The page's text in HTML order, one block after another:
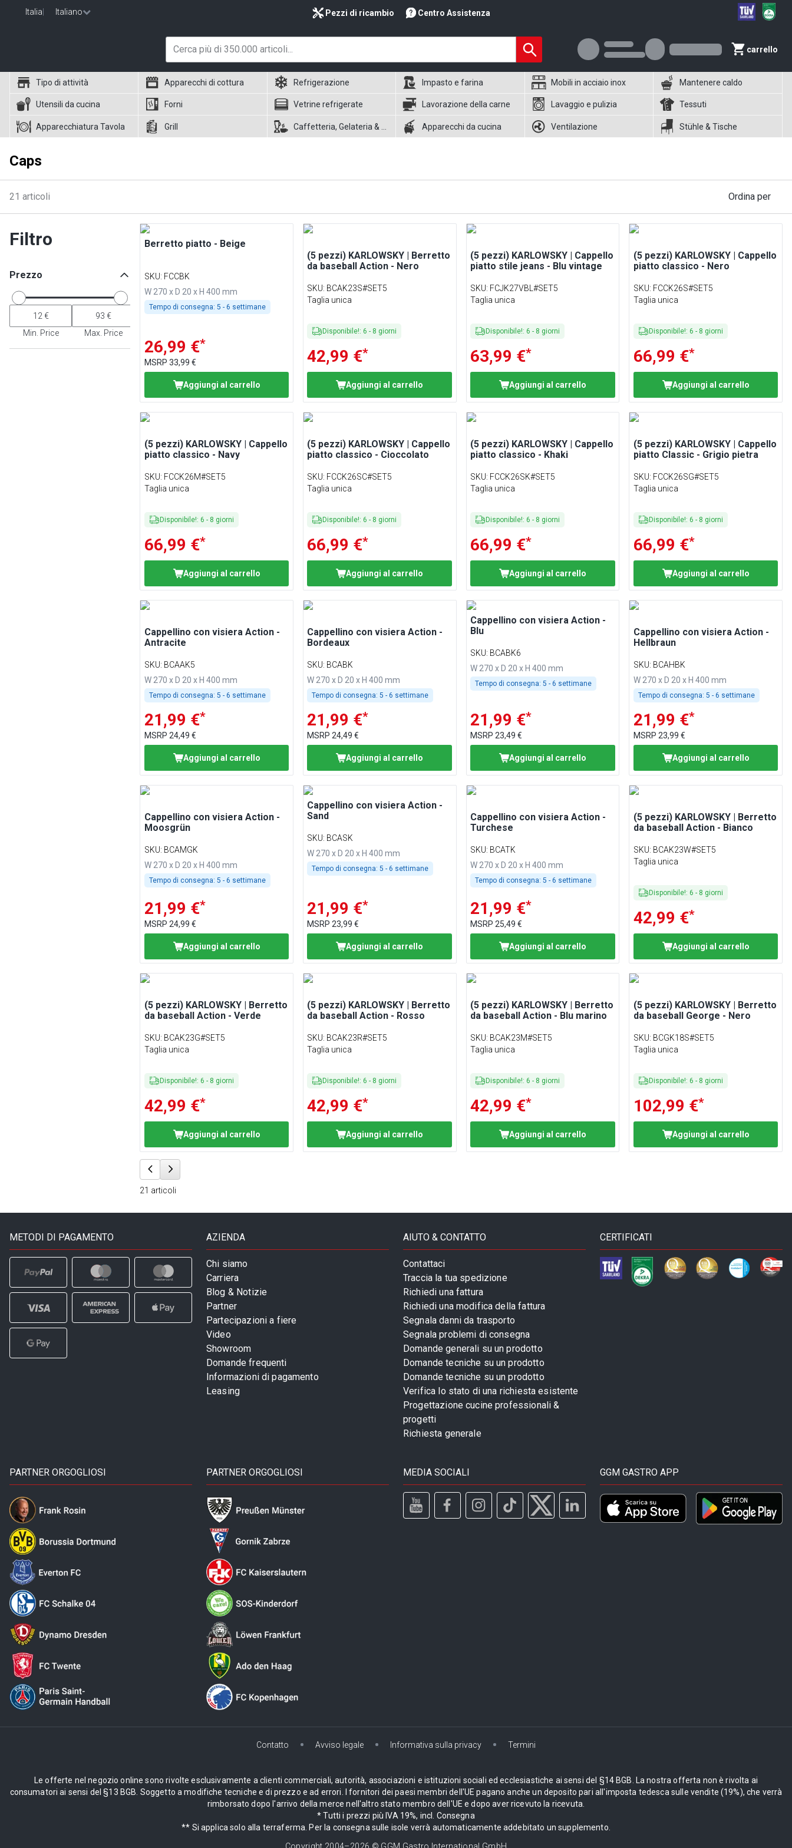
Italia Italiano Pezzi di ricambio Centro Assistenza
carrello
Tipo di attività Apparecchi di cottura Refrigerazione Impasto e farina Mobili in acciaio inox Mantenere caldo
Utensili da cucina Forni Vetrine refrigerate Lavorazione della carne Lavaggio e pulizia Tessuti
Apparecchiatura Tavola Grill Apparecchi da cucina Ventilazione Stühle & Tische
Caps
21 articoli Ordina per
Filtro
Prezzo
Min. Price Max. Price
Berretto piatto - Beige
SKU: FCCBK
W 270 x D 20 x H 400 mm
Tempo di consegna: 5 - 6 settimane
26,99 €*
MSRP 33,99 €
Aggiungi al carrello
(5 pezzi) KARLOWSKY | Berretto
da baseball Action - Nero
SKU: BCAK23S#SET5
Taglia unica
Disponibile!: 6 - 8 giorni
42,99 €*
Aggiungi al carrello
(5 pezzi) KARLOWSKY | Cappello
piatto stile jeans - Blu vintage
SKU: FCJK27VBL#SET5
Taglia unica
Disponibile!: 6 - 8 giorni
63,99 €*
Aggiungi al carrello
(5 pezzi) KARLOWSKY | Cappello
piatto classico - Nero
SKU: FCCK26S#SET5
Taglia unica
Disponibile!: 6 - 8 giorni
66,99 €*
Aggiungi al carrello
(5 pezzi) KARLOWSKY | Cappello
piatto classico - Navy
SKU: FCCK26M#SET5
Taglia unica
Disponibile!: 6 - 8 giorni
66,99 €*
Aggiungi al carrello
(5 pezzi) KARLOWSKY | Cappello
piatto classico - Cioccolato
SKU: FCCK26SC#SET5
Taglia unica
Disponibile!: 6 - 8 giorni
66,99 €*
Aggiungi al carrello
(5 pezzi) KARLOWSKY | Cappello
piatto classico - Khaki
SKU: FCCK26SK#SET5
Taglia unica
Disponibile!: 6 - 8 giorni
66,99 €*
Aggiungi al carrello
(5 pezzi) KARLOWSKY | Cappello
piatto Classic - Grigio pietra
SKU: FCCK26SG#SET5
Taglia unica
Disponibile!: 6 - 8 giorni
66,99 €*
Aggiungi al carrello
Cappellino con visiera Action -
Antracite
SKU: BCAAK5
W 270 x D 20 x H 400 mm
Tempo di consegna: 5 - 6 settimane
21,99 €*
MSRP 24,49 €
Aggiungi al carrello
Cappellino con visiera Action -
Bordeaux
SKU: BCABK
W 270 x D 20 x H 400 mm
Tempo di consegna: 5 - 6 settimane
21,99 €*
MSRP24,49 €
Aggiungi al carrello
Cappellino con visiera Action -
Blu
SKU: BCABK6
W 270 x D 20 x H 400 mm
Tempo di consegna: 5 - 6 settimane
21,99 €*
MSRP23,49 €
Aggiungi al carrello
Cappellino con visiera Action -
Hellbraun
SKU: BCAHBK
W 270 x D 20 x H 400 mm
Tempo di consegna: 5 - 6 settimane
21,99 €*
MSRP 23,99 €
Aggiungi al carrello
Cappellino con visiera Action -
Moosgrün
SKU: BCAMGK
W 270 x D 20 x H 400 mm
Tempo di consegna: 5 - 6 settimane
21,99 €*
MSRP 24,99 €
Aggiungi al carrello
Cappellino con visiera Action -
Sand
SKU: BCASK
W 270 x D 20 x H 400 mm
Tempo di consegna: 5 - 6 settimane
21,99 €*
MSRP23,99 €
Aggiungi al carrello
Cappellino con visiera Action -
Turchese
SKU: BCATK
W 270 x D 20 x H 400 mm
Tempo di consegna: 5 - 6 settimane
21,99 €*
MSRP25,49 €
Aggiungi al carrello
(5 pezzi) KARLOWSKY | Berretto
da baseball Action - Bianco
SKU: BCAK23W#SET5
Taglia unica
Disponibile!: 6 - 8 giorni
42,99 €*
Aggiungi al carrello
(5 pezzi) KARLOWSKY | Berretto
da baseball Action - Verde
SKU: BCAK23G#SET5
Taglia unica
Disponibile!: 6 - 8 giorni
42,99 €*
Aggiungi al carrello
(5 pezzi) KARLOWSKY | Berretto
da baseball Action - Rosso
SKU: BCAK23R#SET5
Taglia unica
Disponibile!: 6 - 8 giorni
42,99 €*
Aggiungi al carrello
(5 pezzi) KARLOWSKY | Berretto
da baseball Action - Blu marino
SKU: BCAK23M#SET5
Taglia unica
Disponibile!: 6 - 8 giorni
42,99 €*
Aggiungi al carrello
(5 pezzi) KARLOWSKY | Berretto
da baseball George - Nero
SKU: BCGK18S#SET5
Taglia unica
Disponibile!: 6 - 8 giorni
102,99 €*
Aggiungi al carrello
21 articoli
METODI DI PAGAMENTO AZIENDA
Chi siamo
Carriera
Blog & Notizie
Partner
Partecipazioni a fiere
Video
Showroom
Domande frequenti
Informazioni di pagamento
Leasing
AIUTO & CONTATTO
Contattaci
Traccia la tua spedizione
Richiedi una fattura
Richiedi una modifica della fattura
Segnala danni da trasporto
Segnala problemi di consegna
Domande generali su un prodotto
Domande tecniche su un prodotto
Domande tecniche su un prodotto
Verifica lo stato di una richiesta esistente
Progettazione cucine professionali &
progetti
Richiesta generale
CERTIFICATI
PARTNER ORGOGLIOSI PARTNER ORGOGLIOSI MEDIA SOCIALI GGM GASTRO APP
Contatto Avviso legale Informativa sulla privacy Termini
Le offerte nel negozio online sono rivolte esclusivamente a clienti commerciali, autorità, associazioni e istituzioni sociali ed ecclesiastiche ai sensi del §14 BGB. La nostra offerta non è rivolta ai
consumatori ai sensi del §13 BGB. Soggetto a modifiche tecniche e di prezzo e ad errori. I fornitori dei paesi membri dell'UE pagano anche un deposito pari all'imposta tedesca sulle vendite (19%), che verrà
rimborsato dopo l'arrivo della merce nell'altro stato membro dell'UE e dopo aver ricevuto la ricevuta.
* Tutti i prezzi più IVA 19%, incl. Consegna
** Si applica solo alla terraferma. Per la consegna sulle isole verrà automaticamente addebitato un supplemento.
Copyright 2004–2026 © GGM Gastro International GmbH